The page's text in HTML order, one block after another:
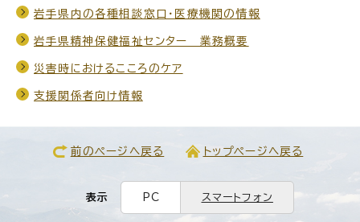
岩手県内の各種相談窓口・医療機関の情報
岩手県精神保健福祉センター 業務概要
災害時におけるこころのケア
支援関係者向け情報
前のページへ戻る トップページへ戻る
表示 PC スマートフォン